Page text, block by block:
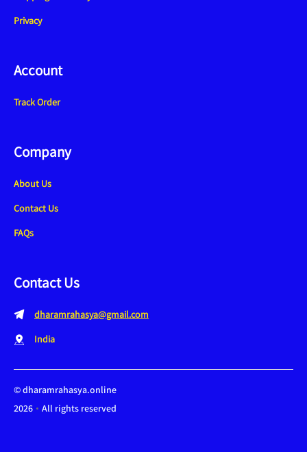
Privacy
Account
Track Order
Company
About Us
Contact Us
FAQs
Contact Us
dharamrahasya@gmail.com
India
©dharamrahasya.online
2026
All rights reserved